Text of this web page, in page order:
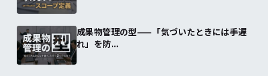
成果物管理の型——「気づいたときには手遅
れ」を防...